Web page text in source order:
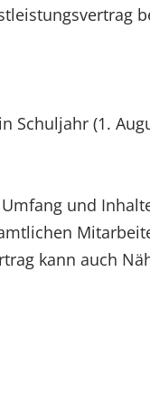
Schuljahr (1.
und
kann auch